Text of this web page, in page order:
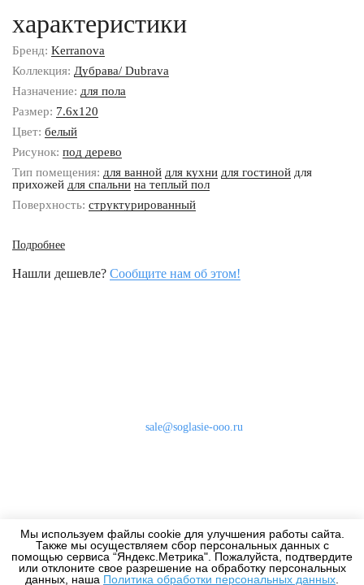
характеристики
Бренд: Kerranova
Коллекция: Дубрава/ Dubrava
Назначение: для пола
Размер: 7.6x120
Цвет: белый
Рисунок: под дерево
Тип помещения: для ванной для кухни для гостиной для
прихожей для спальни на теплый пол
Поверхность: структурированный
Подробнее
Нашли дешевле? Сообщите нам об этом!
Мы используем файлы cookie для улучшения работы сайта.
Также мы осуществляем сбор персональных данных с
помощью сервиса “Яндекс.Метрика". Пожалуйста, подтвердите
или отклоните свое разрешение на обработку персональных
данных, наша Политика обработки персональных данных
sale@soglasie-ooo.ru
Дизайнерам